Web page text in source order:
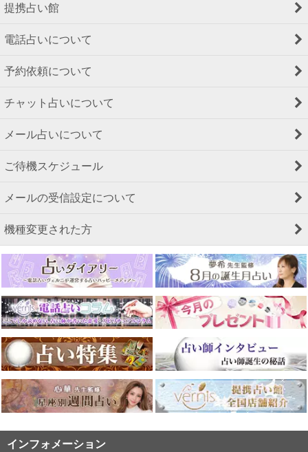
提携占い館
電話占いについて
予約依頼について
チャット占いについて
メール占いについて
ご待機スケジュール
メールの受信設定について
機種変更された方
インフォメーション